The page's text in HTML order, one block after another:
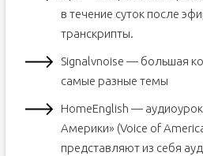
в течение суток после
транскрипты.
Signalvnoise — большая
самые разные темы
HomeEnglish —
Америки» (Voice of
представляют из себя